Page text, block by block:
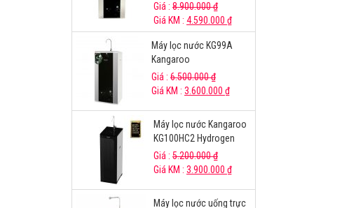
Giá : 8.900.000₫
Giá KM : 4.590.000 ₫
Máy lọc nước KG99A
Kangaroo
Giá : 6.500.000₫
Giá KM : 3.600.000 ₫
Máy lọc nước Kangaroo
KG100HC2 Hydrogen
Giá : 5.200.000₫
Giá KM : 3.900.000 ₫
Máy lọc nước uống trực